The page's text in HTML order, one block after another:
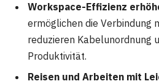
Workspace-Effizienz
ermöglichen die Verbindung
reduzieren Kabelunordnung
Produktivität.
Reisen und Arbeiten mit